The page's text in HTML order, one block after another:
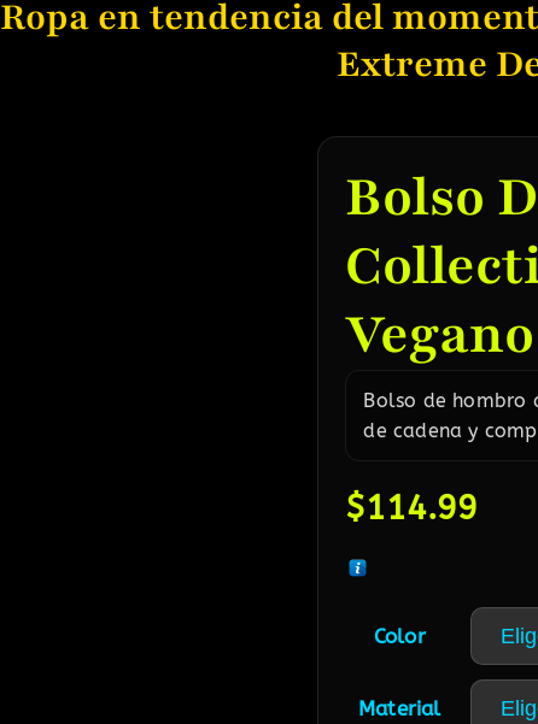
Ropa en tendencia del
Extreme
Bolso
Bolso de hombro
de cadena y
$114.99
Color
Material